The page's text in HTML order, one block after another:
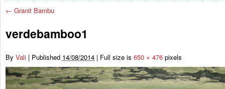
← Granit Bambu
verdebamboo1
By Vali | Published 14/08/2014 | Full size is 650 × 476 pixels